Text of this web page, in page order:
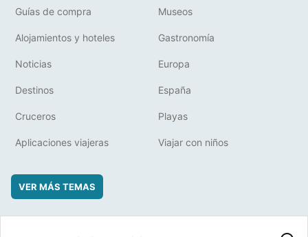
Guías de compra Museos
Alojamientos y hoteles Gastronomía
Noticias Europa
Destinos España
Cruceros Playas
Aplicaciones viajeras Viajar con niños
VER MÁS TEMAS